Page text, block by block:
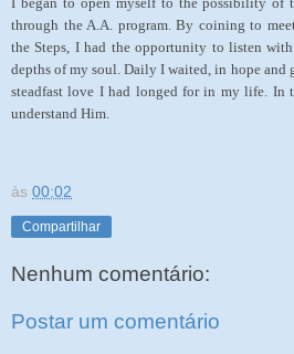
through the A.A. program. By coining to
the Steps, I had the opportunity to listen
depths of my soul. Daily I waited, in hope and
steadfast love I had longed for in my life. In
understand Him.
às 00:02
Compartilhar
Nenhum comentário:
Postar um comentário